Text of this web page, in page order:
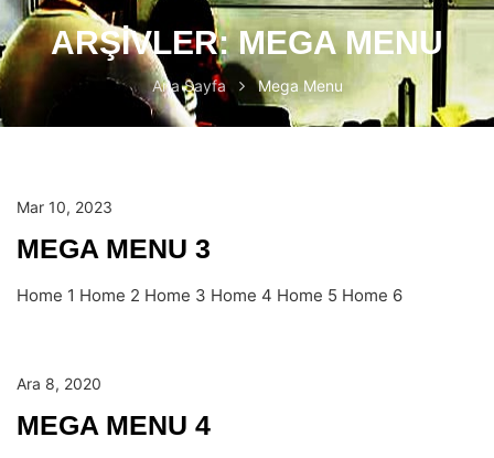
ARŞIVLER:MEGA MENU
Ana Sayfa Mega Menu
Mar 10, 2023
MEGA MENU 3
Home 1 Home 2 Home 3 Home 4 Home 5 Home 6
Ara 8, 2020
MEGA MENU 4